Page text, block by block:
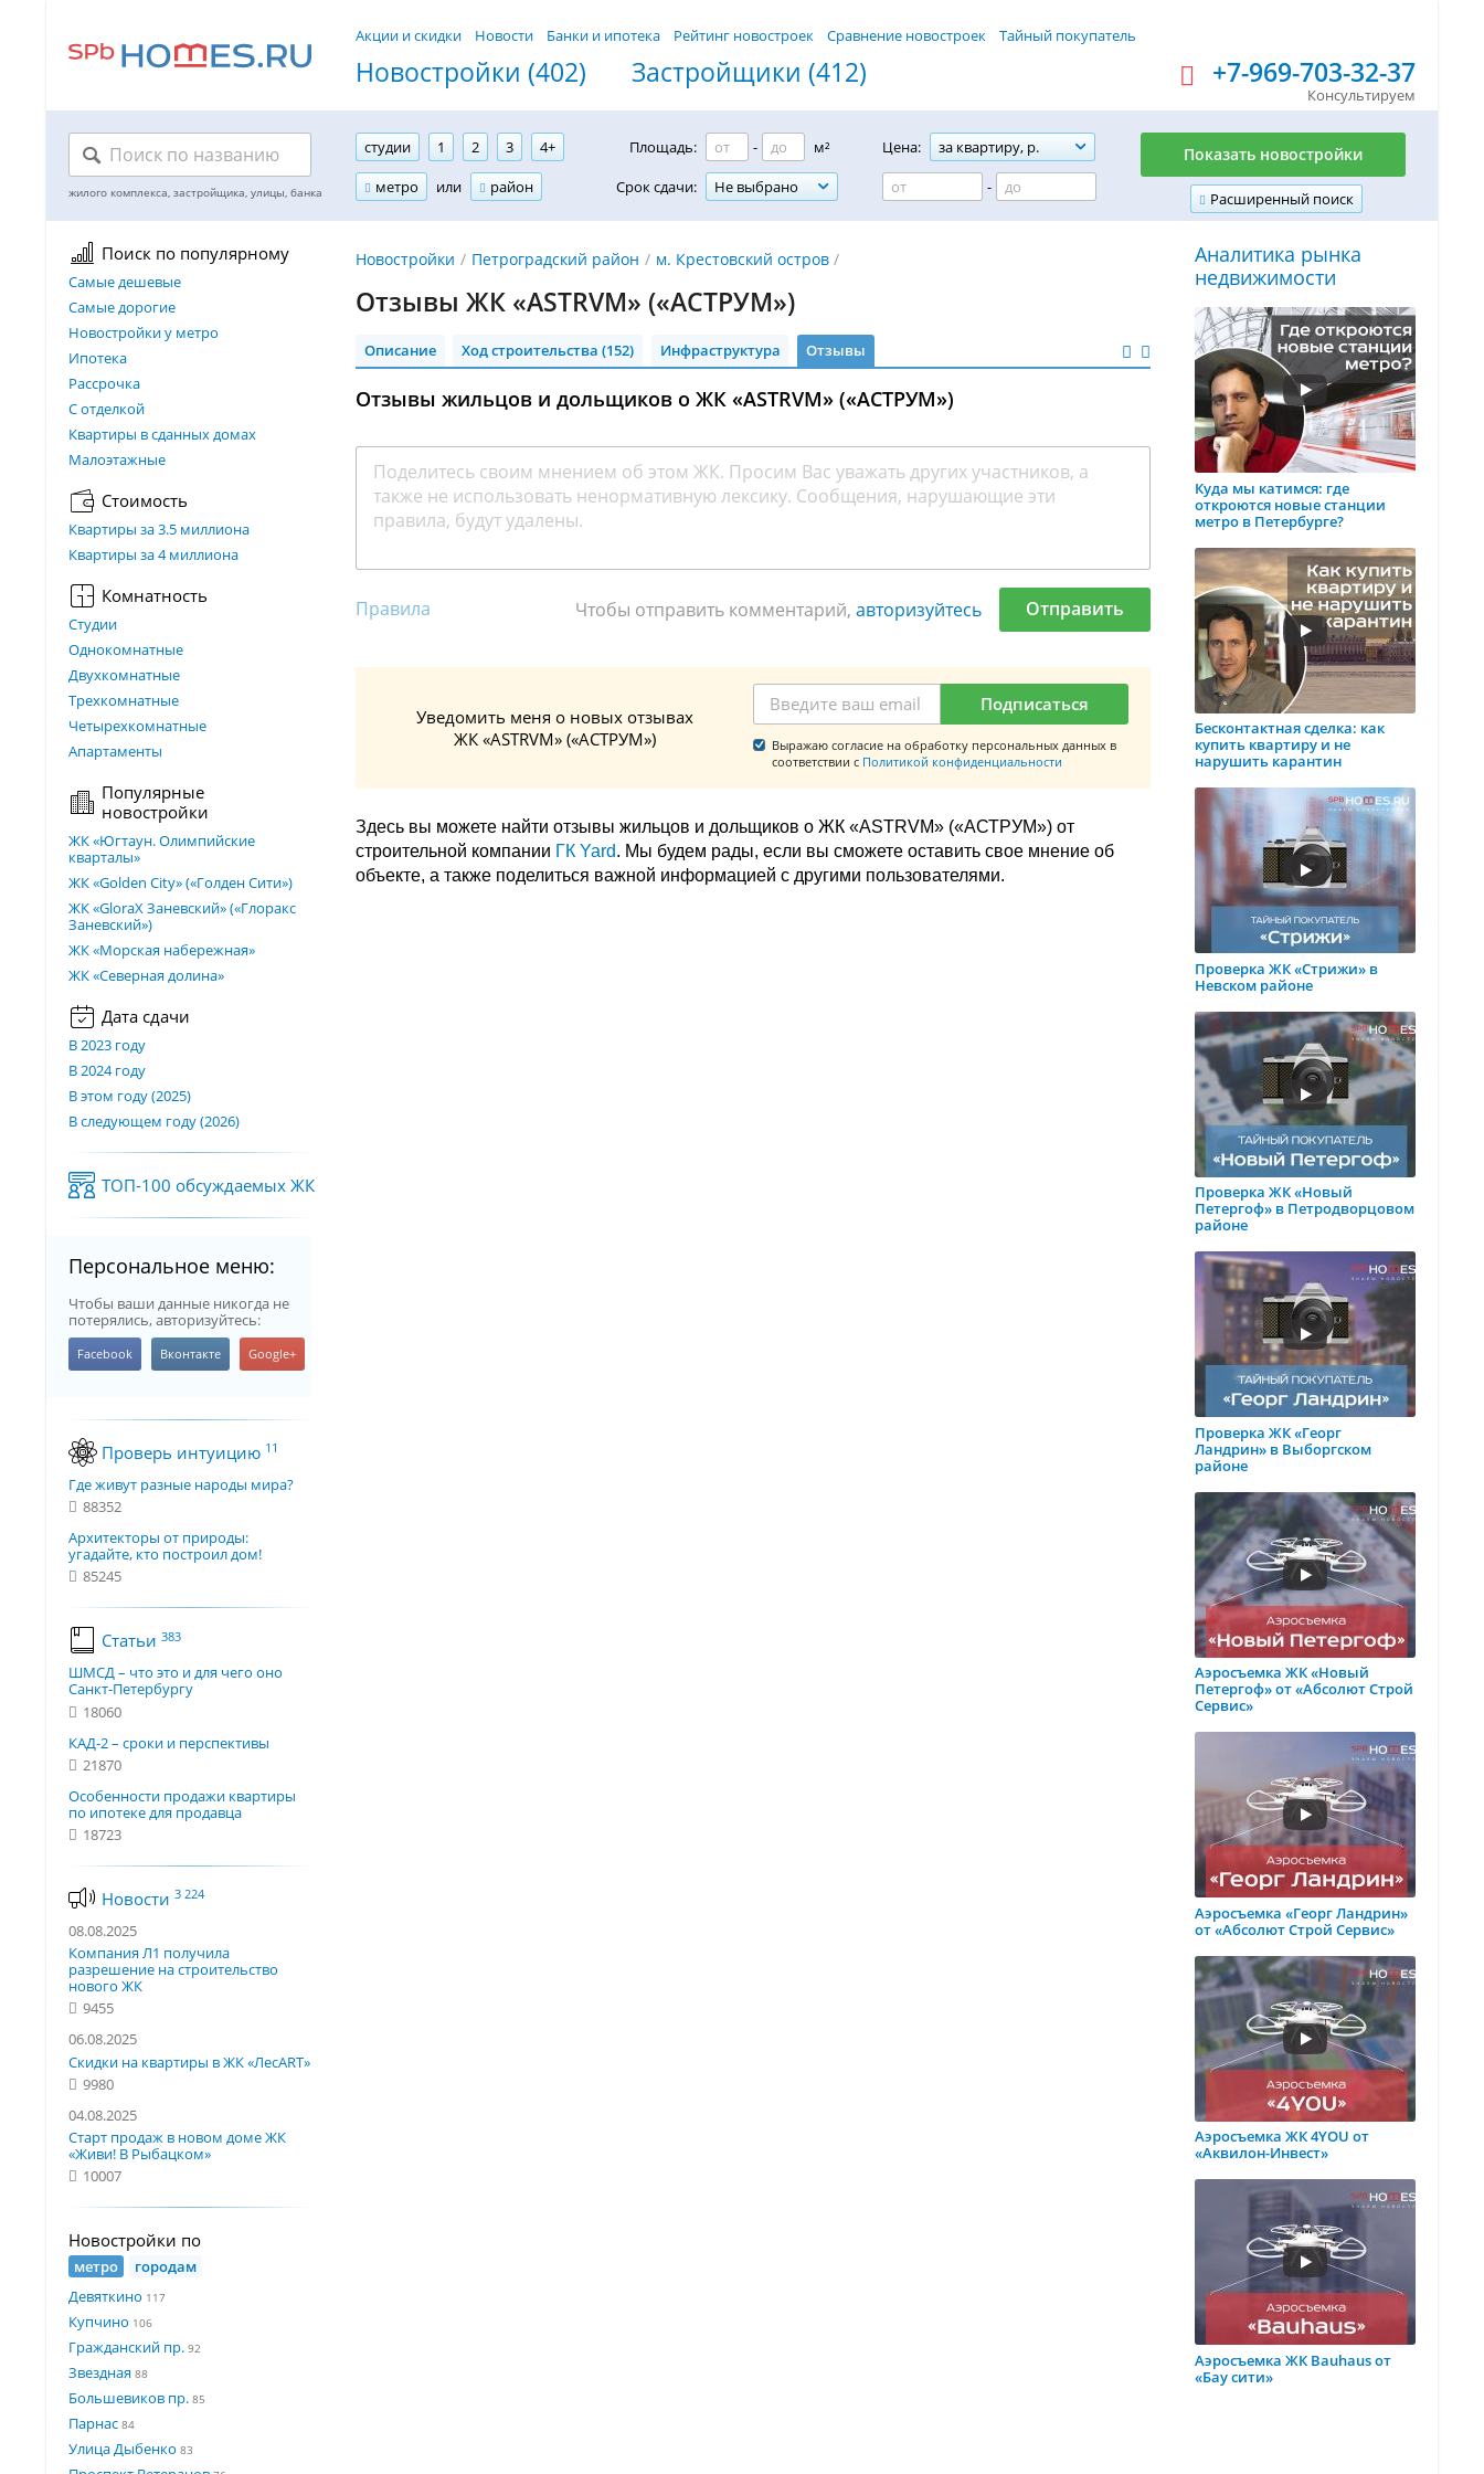
Акции и скидки Новости Банки и ипотека Рейтинг новостроек Сравнение новостроек Тайный покупатель
Новостройки (402) Застройщики (412) +7-969-703-32-37
Консультируем
студии 1 2 3
4+
метро
или район
Площадь: -
м²
Срок сдачи:
Не выбрано
Цена:
за квартиру, р.
-
Расширенный поиск
Показать новостройки
Поиск по популярному
Самые дешевые
Самые дорогие
Новостройки у метро
Ипотека
Рассрочка
С отделкой
Квартиры в сданных домах
Малоэтажные
Стоимость
Квартиры за 3.5 миллиона
Квартиры за 4 миллиона
Комнатность
Студии
Однокомнатные
Двухкомнатные
Трехкомнатные
Четырехкомнатные
Апартаменты
Популярные
новостройки
ЖК «Югтаун. Олимпийские
кварталы»
ЖК «Golden City» («Голден Сити»)
ЖК «GloraX Заневский»​ («Глоракс
Заневский»)
ЖК «Морская набережная»
ЖК «Северная долина»
Дата сдачи
В 2023 году
В 2024 году
В этом году (2025)
В следующем году (2026)
ТОП-100 обсуждаемых ЖК
Персональное меню:
Чтобы ваши данные никогда не
потерялись, авторизуйтесь:
Проверь интуицию 11
Где живут разные народы мира?
88352
Архитекторы от природы:
угадайте, кто построил дом!
85245
Статьи 383
ШМСД – что это и для чего оно
Санкт-Петербургу
18060
КАД-2 – сроки и перспективы
21870
Особенности продажи квартиры
по ипотеке для продавца
18723
Новости 3 224
08.08.2025
Компания Л1 получила
разрешение на строительство
нового ЖК
9455
06.08.2025
Скидки на квартиры в ЖК «ЛесART»
9980
04.08.2025
Старт продаж в новом доме ЖК
«Живи! В Рыбацком»
10007
Новостройки по
метро
городам
Девяткино 117
Купчино 106
Гражданский пр. 92
Звездная 88
Большевиков пр. 85
Парнас 84
Улица Дыбенко 83
Новостройки Петроградский район м. Крестовский остров
Отзывы ЖК «ASTRVM» («АСТРУМ»)
Описание Ход строительства (152) Инфраструктура Отзывы
Отзывы жильцов и дольщиков о ЖК «ASTRVM» («АСТРУМ»)
Чтобы отправить комментарий, авторизуйтесь
Правила Отправить
Уведомить меня о новых отзывах
ЖК «ASTRVM» («АСТРУМ»)
Подписаться
Выражаю согласие на обработку персональных данных в
соответствии с Политикой конфиденциальности
Здесь вы можете найти отзывы жильцов и дольщиков о ЖК «ASTRVM» («АСТРУМ») от
строительной компании ГК Yard. Мы будем рады, если вы сможете оставить свое мнение об
объекте, а также поделиться важной информацией с другими пользователями.
Аналитика рынка
недвижимости
Куда мы катимся: где
откроются новые станции
метро в Петербурге?
Бесконтактная сделка: как
купить квартиру и не
нарушить карантин
Проверка ЖК «Стрижи» в
Невском районе
Проверка ЖК «Новый
Петергоф» в Петродворцовом
районе
Проверка ЖК «Георг
Ландрин» в Выборгском
районе
Аэросъемка ЖК «Новый
Петергоф» от «Абсолют Строй
Сервис»
Аэросъемка «Георг Ландрин»
от «Абсолют Строй Сервис»
Аэросъемка ЖК 4YOU от
«Аквилон-Инвест»
Аэросъемка ЖК Bauhaus от
«Бау сити»